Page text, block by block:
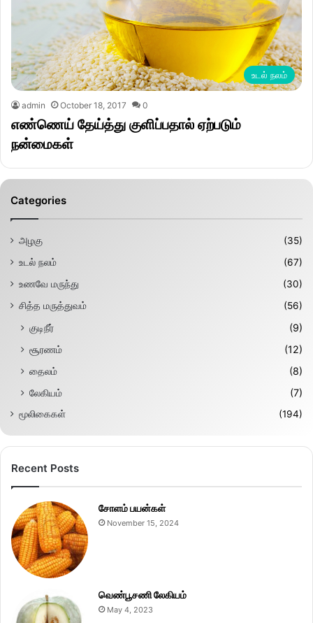
உடல் நலம்
admin October 18, 2017 0
எண்ணெய் தேய்த்து குளிப்பதால் ஏற்படும்
நன்மைகள்
Categories
அழகு
(35)
உடல் நலம்
(67)
உணவே மருந்து
(30)
சித்த மருத்துவம்
(56)
குடிநீர்
(9)
சூரணம்
(12)
தைலம்
(8)
லேகியம்
(7)
மூலிகைகள் (194)
Recent Posts
சோளம் பயன்கள்
November 15, 2024
வெண்பூசணி லேகியம்
May 4, 2023